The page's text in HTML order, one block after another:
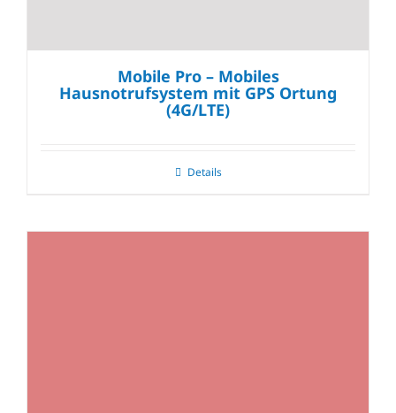
Mobile Pro – Mobiles
Hausnotrufsystem mit GPS Ortung
(4G/LTE)
Details